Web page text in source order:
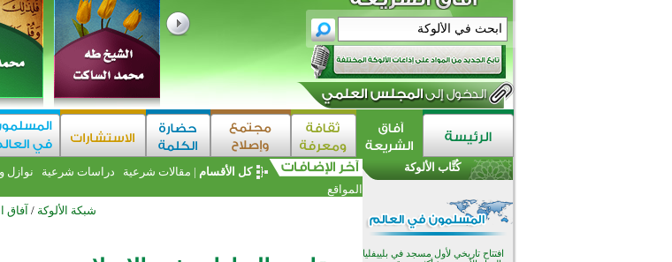
كل الأقسام | مقالات شرعية دراسات شرعية نوازل
المواقع
شبكة الألوكة / آفاق
كُتَّاب الألوكة
اختتام الدورة التاسعة لمسابقة حفظ
وتلاوة القرآن الكريم في أزناكاييف
تيسليتش تختتم برنامجا تعليميا لتعزيز
القيم وبناء الشخصية للشباب
المسلمين
اختتام منافسات قرآنية متميزة في
أكثر من 400 طالب يشاركون في
مسابقة المعلومات الإسلامية
بأستراليا
افتتاح تاريخي لأول مسجد في بلييفليا